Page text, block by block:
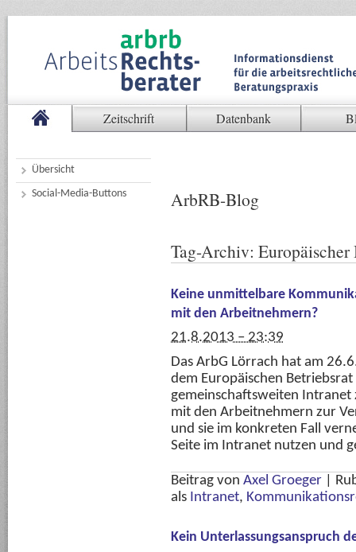
Zeitschrift Datenbank
Übersicht
Social-Media-Buttons
ArbRB-Blog
Tag-Archiv: Europäischer
Keine unmittelbare
mit den Arbeitnehmern?
21.8.2013 – 23:39
Das ArbG Lörrach hat am
dem Europäischen Betriebsrat
gemeinschaftsweiten
mit den Arbeitnehmern zur
und sie im konkreten Fall
Seite im Intranet nutzen und
Beitrag von Axel Groeger
als Intranet,
Kein Unterlassungsanspruch